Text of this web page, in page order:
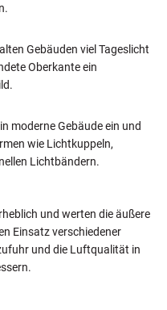
Gebäuden viel Tageslicht
Oberkante ein
moderne Gebäude ein und
wie Lichtkuppeln,
Lichtbändern.
und werten die äußere
Einsatz verschiedener
und die Luftqualität in